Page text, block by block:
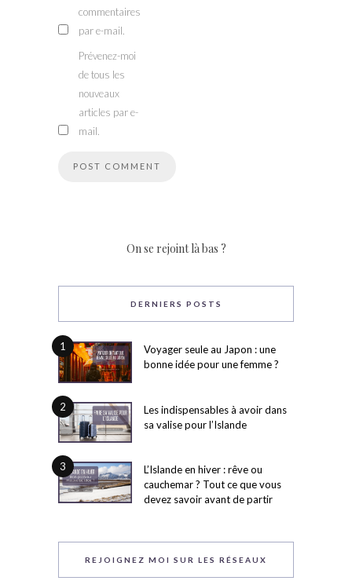
commentaires
par e-mail.
Prévenez-moi
de tous les
nouveaux
articles par e-
mail.
On se rejoint là bas ?
DERNIERS POSTS
1
Voyager seule au Japon : une
bonne idée pour une femme ?
2
Les indispensables à avoir dans
sa valise pour l’Islande
3
L’Islande en hiver : rêve ou
cauchemar ? Tout ce que vous
devez savoir avant de partir
REJOIGNEZ MOI SUR LES RÉSEAUX